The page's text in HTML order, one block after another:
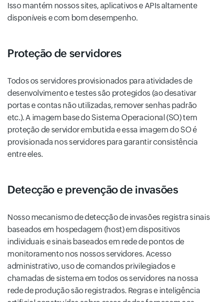
Isso mantém nossos sites, aplicativos e APIs altamente
disponíveis e com bom desempenho.
Proteção de servidores
Todos os servidores provisionados para atividades de
desenvolvimento e testes são protegidos (ao desativar
portas e contas não utilizadas, remover senhas padrão
etc.). A imagem base do Sistema Operacional (SO) tem
proteção de servidor embutida e essa imagem do SO é
provisionada nos servidores para garantir consistência
entre eles.
Detecção e prevenção de invasões
Nosso mecanismo de detecção de invasões registra sinais
baseados em hospedagem (host) em dispositivos
individuais e sinais baseados em rede de pontos de
monitoramento nos nossos servidores. Acesso
administrativo, uso de comandos privilegiados e
chamadas de sistema em todos os servidores na nossa
rede de produção são registrados. Regras e inteligência